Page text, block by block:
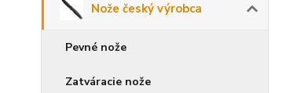
Nože český výrobca
Pevné nože
Zatváracie nože